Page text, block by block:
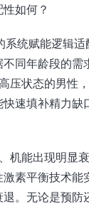
如何？
统赋能逻辑适
不同年龄段的需
压状态的男性
速填补精力缺
能出现明显衰
素平衡技术能
。无论是预防